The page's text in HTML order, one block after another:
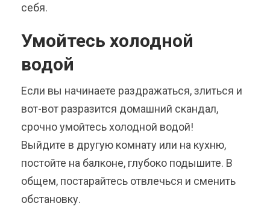
себя.
Умойтесь холодной
водой
Если вы начинаете раздражаться, злиться и
вот-вот разразится домашний скандал,
срочно умойтесь холодной водой!
Выйдите в другую комнату или на кухню,
постойте на балконе, глубоко подышите. В
общем, постарайтесь отвлечься и сменить
обстановку.